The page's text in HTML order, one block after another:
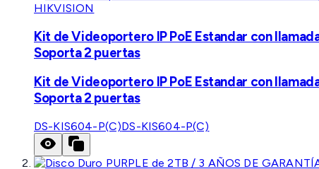
HIKVISION
Kit de Videoportero IP PoE Estandar con
Soporta 2 puertas
Kit de Videoportero IP PoE Estandar con
Soporta 2 puertas
DS-KIS604-P(C)DS-KIS604-P(C)